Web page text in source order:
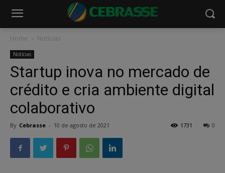
Home Notícias
Notícias
Startup inova no mercado de
crédito e cria ambiente digital
colaborativo
By Cebrasse - 10 de agosto de 2021 0
1731